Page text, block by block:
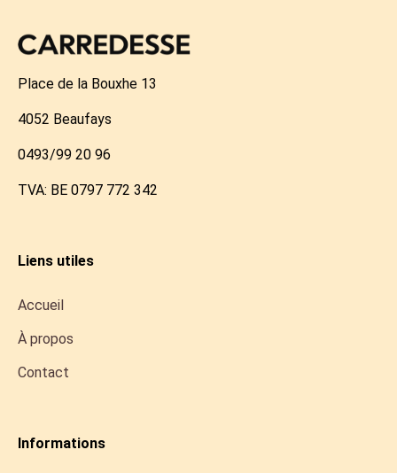
Place de la Bouxhe 13
4052 Beaufays
0493/99 20 96
TVA: BE 0797 772 342
Liens utiles
Accueil
À propos
Contact
Informations